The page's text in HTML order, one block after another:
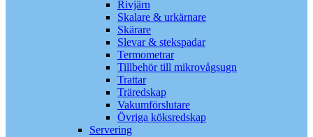
Rivjärn
Skalare & urkärnare
Skärare
Slevar & stekspadar
Termometrar
Tillbehör till mikrovågsugn
Trattar
Träredskap
Vakumförslutare
Övriga köksredskap
Servering